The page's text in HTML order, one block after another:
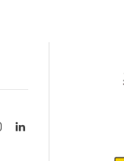
InstagramLinkedIn